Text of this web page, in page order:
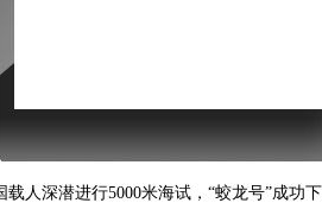
深潜进行5000米海试，“蛟龙号”成功